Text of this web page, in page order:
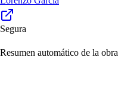
Segura
Resumen automático de la obra